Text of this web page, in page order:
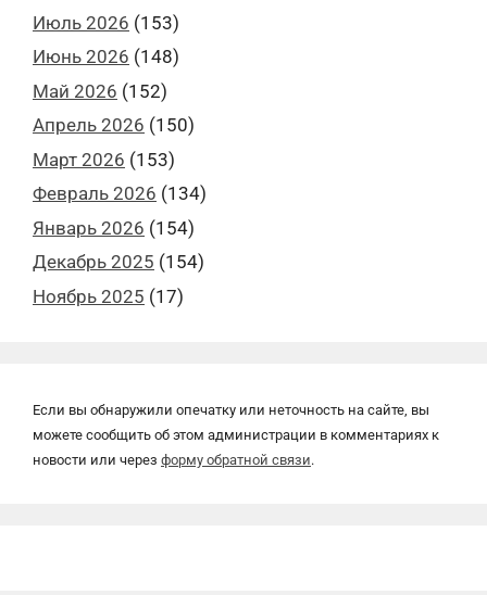
Июль 2026 (153)
Июнь 2026 (148)
Май 2026 (152)
Апрель 2026 (150)
Март 2026 (153)
Февраль 2026 (134)
Январь 2026 (154)
Декабрь 2025 (154)
Ноябрь 2025 (17)
Если вы обнаружили опечатку или неточность на сайте, вы
можете сообщить об этом администрации в комментариях к
новости или через форму обратной связи.